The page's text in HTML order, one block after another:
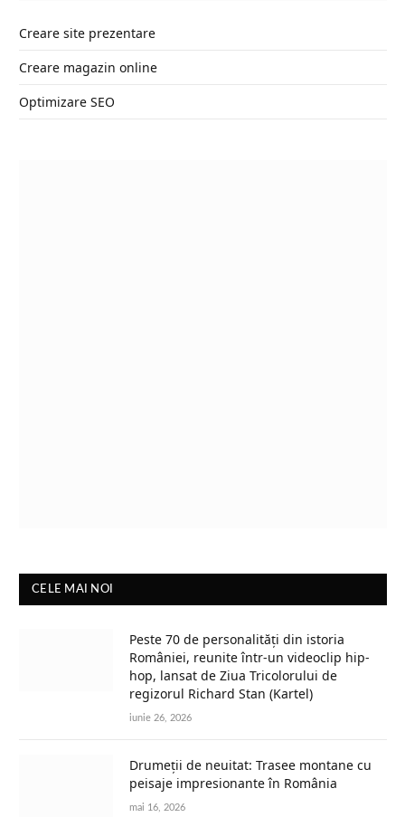
Creare site prezentare
Creare magazin online
Optimizare SEO
CELE MAI NOI
Peste 70 de personalități din istoria
României, reunite într-un videoclip hip-
hop, lansat de Ziua Tricolorului de
regizorul Richard Stan (Kartel)
iunie 26, 2026
Drumeții de neuitat: Trasee montane cu
peisaje impresionante în România
mai 16, 2026